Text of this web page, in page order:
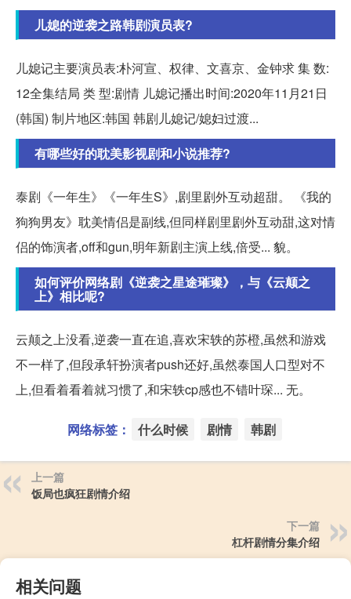
儿媳的逆袭之路韩剧演员表?
儿媳记主要演员表:朴河宣、权律、文喜京、金钟求 集 数:
12全集结局 类 型:剧情 儿媳记播出时间:2020年11月21日
(韩国) 制片地区:韩国 韩剧儿媳记/媳妇过渡...
有哪些好的耽美影视剧和小说推荐?
泰剧《一年生》《一年生S》,剧里剧外互动超甜。 《我的
狗狗男友》耽美情侣是副线,但同样剧里剧外互动甜,这对情
侣的饰演者,off和gun,明年新剧主演上线,倍受... 貌。
如何评价网络剧《逆袭之星途璀璨》，与《云颠之
上》相比呢?
云颠之上没看,逆袭一直在追,喜欢宋轶的苏橙,虽然和游戏
不一样了,但段承轩扮演者push还好,虽然泰国人口型对不
上,但看着看着就习惯了,和宋轶cp感也不错叶琛... 无。
网络标签： 什么时候 剧情 韩剧
上一篇
饭局也疯狂剧情介绍
下一篇
杠杆剧情分集介绍
相关问题